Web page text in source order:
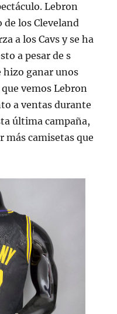
Lebron
de los Cleveland
a los Cavs y se ha
a pesar de s
hizo ganar unos
vemos Lebron
a ventas durante
última campaña,
más camisetas que